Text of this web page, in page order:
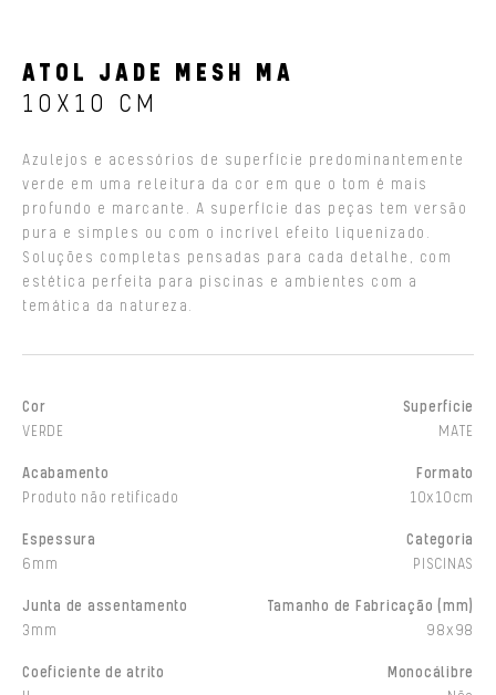
ATOL JADE MESH MA
10X10 CM
Azulejos e acessórios de superfície predominantemente
verde em uma releitura da cor em que o tom é mais
profundo e marcante. A superfície das peças tem versão
pura e simples ou com o incrível efeito liquenizado.
Soluções completas pensadas para cada detalhe, com
estética perfeita para piscinas e ambientes com a
temática da natureza.
Cor
VERDE
Superfície
MATE
Acabamento
Produto não retificado
Formato
10x10cm
Espessura
6mm
Categoria
PISCINAS
Junta de assentamento
3mm
Tamanho de Fabricação (mm)
98x98
Coeficiente de atrito
Monocálibre